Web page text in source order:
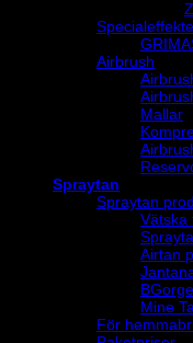
Airbrush
Mallar
Spraytan
Spraytan
Vätska
Airtan
Mine
För